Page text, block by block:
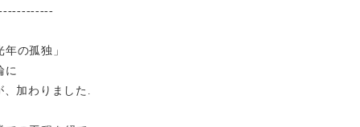
の孤独」
に
、加わりました.